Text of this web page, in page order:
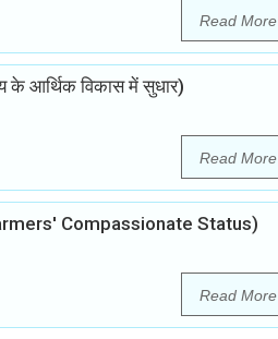
Read More
के आर्थिक विकास में सुधार)
Read More
Compassionate Status)
Read More